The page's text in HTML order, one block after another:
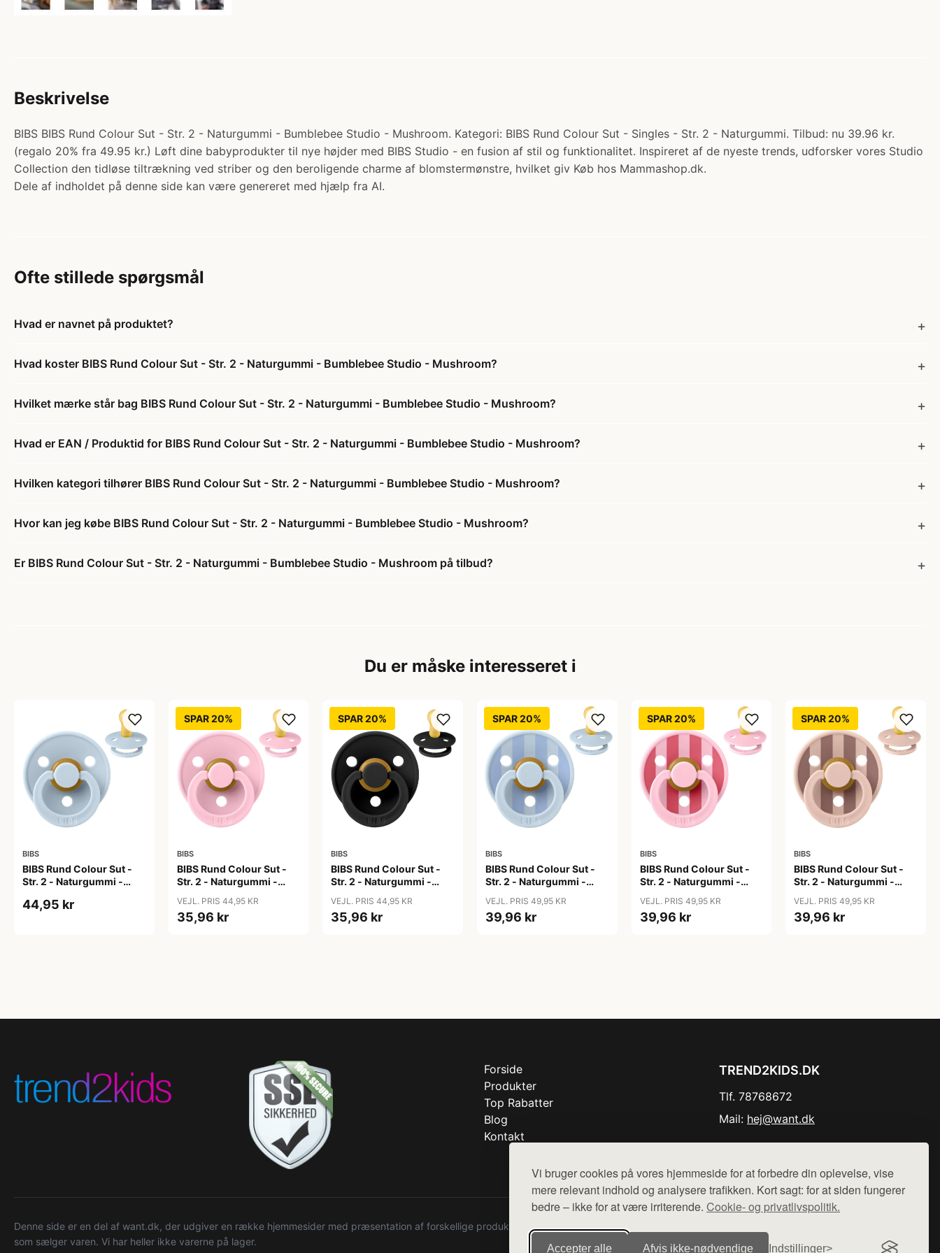
Vi bruger cookies på vores hjemmeside for at forbedre din oplevelse, vise
mere relevant indhold og analysere trafikken. Kort sagt: for at siden fungerer
bedre – ikke for at være irriterende. Cookie- og privatlivspolitik.
Accepter alle Afvis ikke‑nødvendige Indstillinger
Beskrivelse
BIBS BIBS Rund Colour Sut - Str. 2 - Naturgummi - Bumblebee Studio - Mushroom. Kategori: BIBS Rund Colour Sut - Singles - Str. 2 - Naturgummi. Tilbud: nu 39.96 kr.
(regalo 20% fra 49.95 kr.) Løft dine babyprodukter til nye højder med BIBS Studio - en fusion af stil og funktionalitet. Inspireret af de nyeste trends, udforsker vores Studio
Collection den tidløse tiltrækning ved striber og den beroligende charme af blomstermønstre, hvilket giv Køb hos Mammashop.dk.
Dele af indholdet på denne side kan være genereret med hjælp fra AI.
Ofte stillede spørgsmål
Hvad er navnet på produktet?
Hvad koster BIBS Rund Colour Sut - Str. 2 - Naturgummi - Bumblebee Studio - Mushroom?
Hvilket mærke står bag BIBS Rund Colour Sut - Str. 2 - Naturgummi - Bumblebee Studio - Mushroom?
Hvad er EAN / Produktid for BIBS Rund Colour Sut - Str. 2 - Naturgummi - Bumblebee Studio - Mushroom?
Hvilken kategori tilhører BIBS Rund Colour Sut - Str. 2 - Naturgummi - Bumblebee Studio - Mushroom?
Hvor kan jeg købe BIBS Rund Colour Sut - Str. 2 - Naturgummi - Bumblebee Studio - Mushroom?
Er BIBS Rund Colour Sut - Str. 2 - Naturgummi - Bumblebee Studio - Mushroom på tilbud?
Du er måske interesseret i
BIBS
BIBS Rund Colour Sut -
Str. 2 - Naturgummi -
44,95 kr
SPAR 20%
BIBS
BIBS Rund Colour Sut -
Str. 2 - Naturgummi -
VEJL. PRIS 44,95 KR
35,96 kr
SPAR 20%
BIBS
BIBS Rund Colour Sut -
Str. 2 - Naturgummi -
VEJL. PRIS 44,95 KR
35,96 kr
SPAR 20%
BIBS
BIBS Rund Colour Sut -
Str. 2 - Naturgummi -
Blue/Dusty Blue
VEJL. PRIS 49,95 KR
39,96 kr
SPAR 20%
BIBS
BIBS Rund Colour Sut -
Str. 2 - Naturgummi -
Pink/Coral
VEJL. PRIS 49,95 KR
39,96 kr
SPAR 20%
BIBS
BIBS Rund Colour Sut -
Str. 2 - Naturgummi -
Blush/Woodchuck
VEJL. PRIS 49,95 KR
39,96 kr
Forside
Produkter
Top Rabatter
Blog
Kontakt
TREND2KIDS.DK
Tlf. 78768672
Mail: hej@want.dk
Denne side er en del af want.dk, der udgiver en række hjemmesider med præsentation af forskellige produkter fra diverse webshops. Der sælges ikke varer fra denne side - vi henviser til de shops,
som sælger varen. Vi har heller ikke varerne på lager.